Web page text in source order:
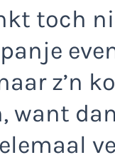
toch
z’n
want